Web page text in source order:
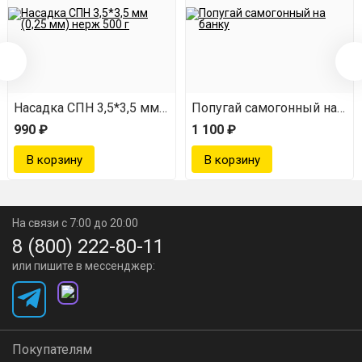
Современный компактный корпус. Изготовлен из
яркого монохромного экрана.
Управляйте перегонкой через
приложение
Контролируйте процесс, не вставая с
дивана
Удаленное управление. Управляйте и отслеживайте
Насадка СПН 3,5*3,5 мм (0,25 мм) нерж 500 г
990 ₽
Попугай самогонный на
1 100 ₽
На связи с 7:00 до 20:00
8 (800) 222-80-11
или пишите в мессенджер:
Покупателям